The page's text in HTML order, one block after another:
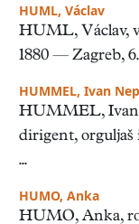
HUML, Václav
HUML, Václav,
1880 — Zagreb, 6.
HUMMEL, Ivan
HUMMEL, Ivan
dirigent, orguljaš
...
HUMO, Anka
HUMO, Anka,